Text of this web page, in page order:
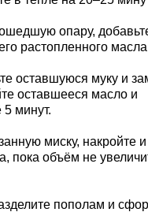
опару,
растопленного
оставшуюся муку и
оставшееся масло и
минут.
миску, накройте и
пока объём не
пополам и